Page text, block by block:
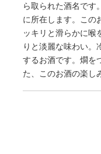
ら取られた酒名です
に所在します。この
ッキリと滑らかに喉
りと淡麗な味わい。
するお酒です。燗を
た、このお酒の楽し